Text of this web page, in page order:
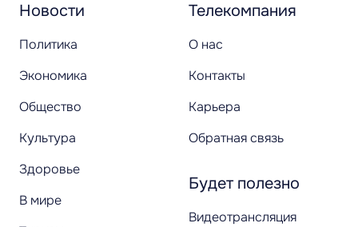
Новости
Политика
Экономика
Общество
Культура
Здоровье
В мире
Телекомпания
О нас
Контакты
Карьера
Обратная связь
Будет полезно
Видеотрансляция